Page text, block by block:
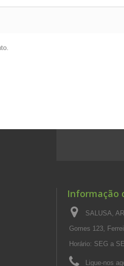
Informação
SALUSA,
Gomes 123,
Horário: SEG a
Ligue-nos